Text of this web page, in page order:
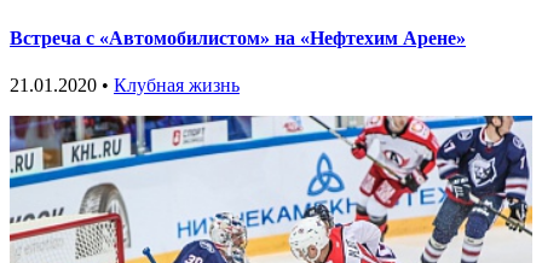
Встреча с «Автомобилистом» на «Нефтехим Арене»
21.01.2020 • Клубная жизнь